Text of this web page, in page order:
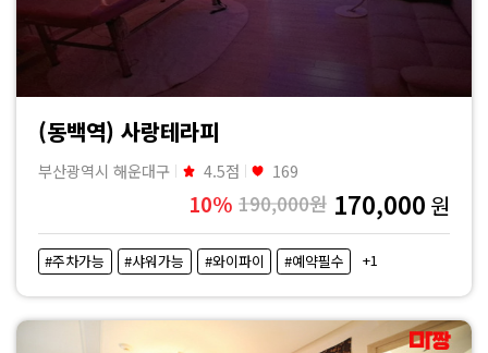
(동백역) 사랑테라피
부산광역시 해운대구 4.5점 169
10% 190,000원 170,000 원
#주차가능 #샤워가능 #와이파이 #예약필수 +1